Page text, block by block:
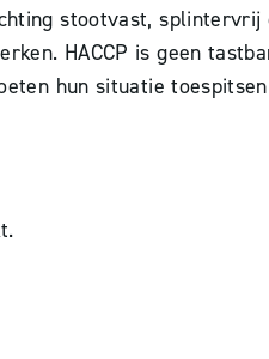
stootvast, splintervrij
HACCP is geen
hun situatie